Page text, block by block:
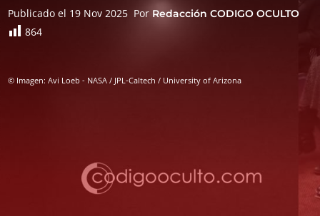
Publicado el 19 Nov 2025 Por Redacción CODIGO OCULTO
864
© Imagen: Avi Loeb - NASA / JPL-Caltech / University of Arizona